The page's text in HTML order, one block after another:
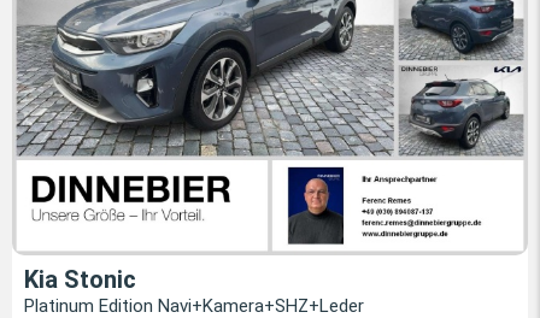
Kia Stonic
Platinum Edition Navi+Kamera+SHZ+Leder